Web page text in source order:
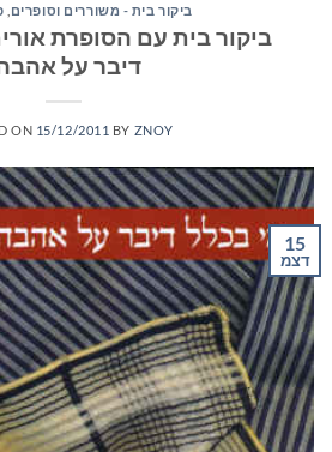
ביקור בית - משוררים וסופרים
ביקור בית עם הסופרת
דיבר על
ON 15/12/2011 BY ZNOY
15
דצמ